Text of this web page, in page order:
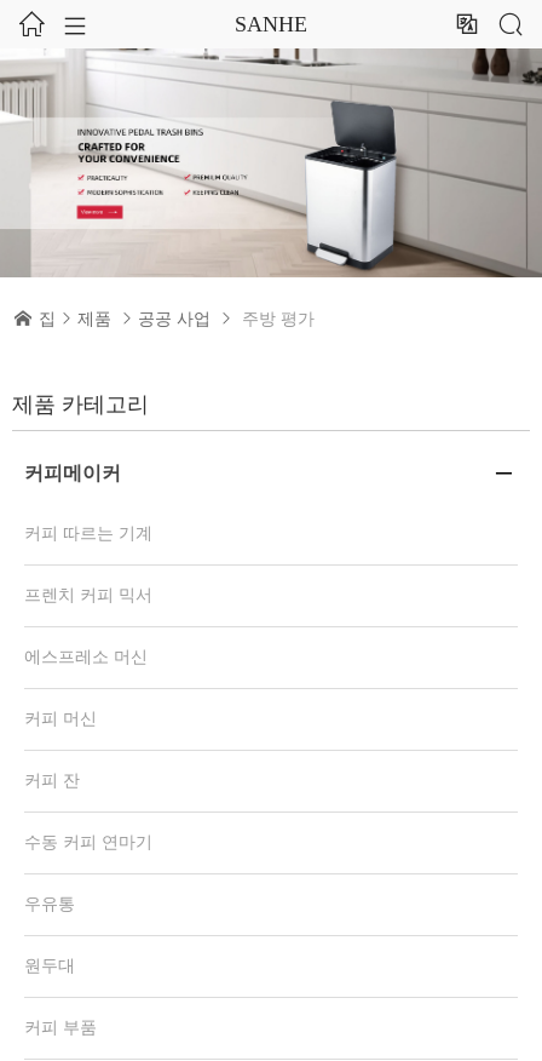
  SANHE  
 집  제품  공공 사업  주방 평가
제품 카테고리
커피메이커 
커피 따르는 기계
프렌치 커피 믹서
에스프레소 머신
커피 머신
커피 잔
수동 커피 연마기
우유통
원두대
커피 부품